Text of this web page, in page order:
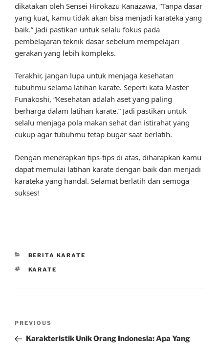
dikatakan oleh Sensei Hirokazu Kanazawa, “Tanpa dasar
yang kuat, kamu tidak akan bisa menjadi karateka yang
baik.” Jadi pastikan untuk selalu fokus pada
pembelajaran teknik dasar sebelum mempelajari
gerakan yang lebih kompleks.
Terakhir, jangan lupa untuk menjaga kesehatan
tubuhmu selama latihan karate. Seperti kata Master
Funakoshi, “Kesehatan adalah aset yang paling
berharga dalam latihan karate.” Jadi pastikan untuk
selalu menjaga pola makan sehat dan istirahat yang
cukup agar tubuhmu tetap bugar saat berlatih.
Dengan menerapkan tips-tips di atas, diharapkan kamu
dapat memulai latihan karate dengan baik dan menjadi
karateka yang handal. Selamat berlatih dan semoga
sukses!
CATEGORIES
BERITA KARATE
TAGS
KARATE
Previous
Post
PREVIOUS
Karakteristik Unik Orang Indonesia: Apa Yang